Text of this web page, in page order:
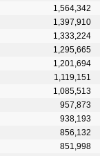
1,564,342
1,397,910
1,333,224
1,295,665
1,201,694
1,119,151
1,085,513
957,873
938,193
856,132
851,998